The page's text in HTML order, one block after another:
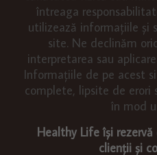
întreaga
utilizează informațiile și
site. Ne declinăm
interpretarea sau
Informațiile de pe acest
complete, lipsite de erori
în mod
Healthy Life își
clienții și